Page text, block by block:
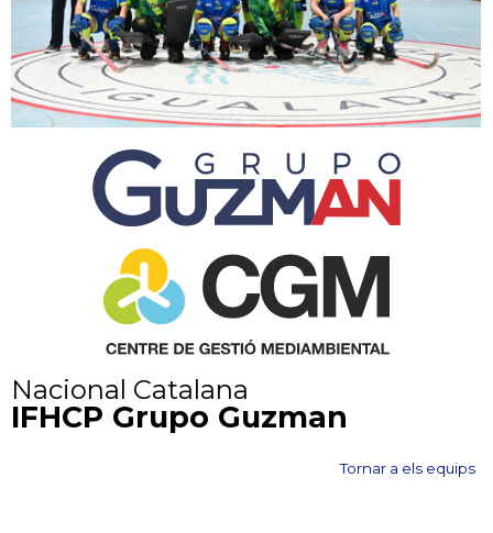
Nacional Catalana
IFHCP Grupo Guzman
Tornar a els equips